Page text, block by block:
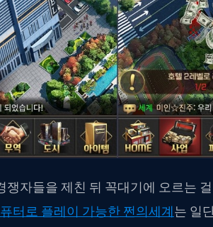
쟁자들을 제친 뒤 꼭대기에 오르는
터로 플레이 가능한 쩐의세계는 일